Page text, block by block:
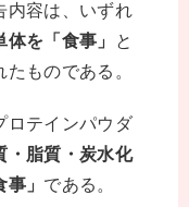
内容は、いずれ
を「食事」
と
ものである。
ロテインパウダ
・脂質・炭水化
」 である。